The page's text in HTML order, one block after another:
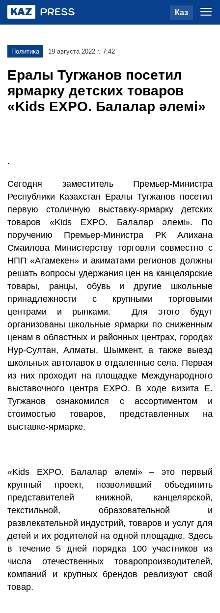
Каз
Политика 19 августа 2022 г. 7:42
Ералы Тугжанов посетил
ярмарку детских товаров
«Kids EXPO. Балалар әлемі»
.
Сегодня заместитель Премьер-Министра
Республики Казахстан Ералы Тугжанов посетил
первую столичную выставку-ярмарку детских
товаров «Kids EXPO. Балалар әлемі». По
поручению Премьер-Министра РК Алихана
Смаилова Министерству торговли совместно с
НПП «Атамекен» и акиматами регионов должны
решать вопросы удержания цен на канцелярские
товары, ранцы, обувь и другие школьные
принадлежности с крупными торговыми
центрами и рынками. Для этого будут
организованы школьные ярмарки по сниженным
ценам в областных и районных центрах, городах
Нур-Султан, Алматы, Шымкент, а также выезд
школьных автолавок в отдаленные села. Первая
из них проходит на площадке Международного
выставочного центра EXPO. В ходе визита Е.
Тугжанов ознакомился с ассортиментом и
стоимостью товаров, представленных на
выставке-ярмарке.
«Kids EXPO. Балалар әлемі» – это первый
крупный проект, позволивший объединить
представителей книжной, канцелярской,
текстильной, образовательной и
развлекательной индустрий, товаров и услуг для
детей и их родителей на одной площадке. Здесь
в течение 5 дней порядка 100 участников из
числа отечественных товаропроизводителей,
компаний и крупных брендов реализуют свой
товар.